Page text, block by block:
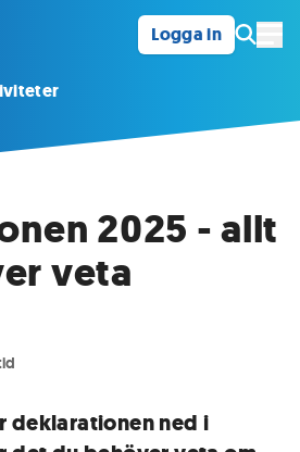
Logga in
2025 - allt
veta
deklarationen ned i